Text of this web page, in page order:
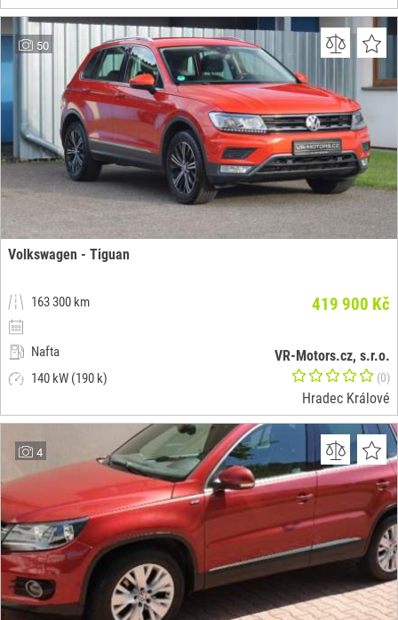
50
Volkswagen - Tiguan
163 300 km
Nafta
140 kW (190 k)
419 900 Kč
VR-Motors.cz, s.r.o.
(0)
Hradec Králové
4